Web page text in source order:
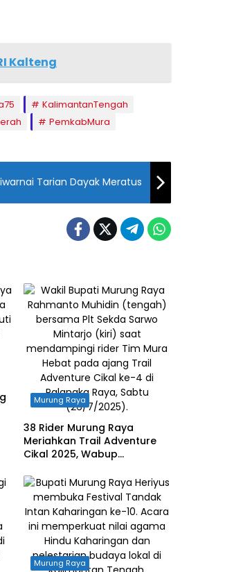
Kalteng
KalimantanTengah
PemkabMura
Tarian Dayak Meratus
Murung Raya
38 Rider Murung Raya
Meriahkan Trail Adventure
Cikal 2025, Wabup
dan Uji Adrenalin
Murung Raya